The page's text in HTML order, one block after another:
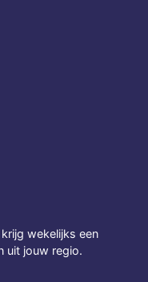
wekelijks een
uit jouw regio.